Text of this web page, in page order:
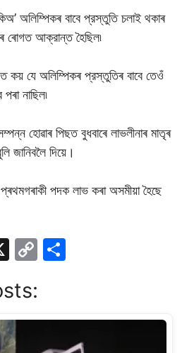
অলিম্পিকৰ বাবে প্রস্তুতি চলাই থকাৰ
ৰোগত আক্রান্ত হৈছিল৷
কয় যে অলিম্পিকৰ প্রস্তুতিৰ বাবে তেওঁ
নাছিল৷
হোৱাৰ পিছত বুধবাৰে লাভলীনাৰ মাতৃৰ
জানিবলৈ দিয়ে।
পদক লাভ কৰা অসমীয়া হৈছে
X
C
y e